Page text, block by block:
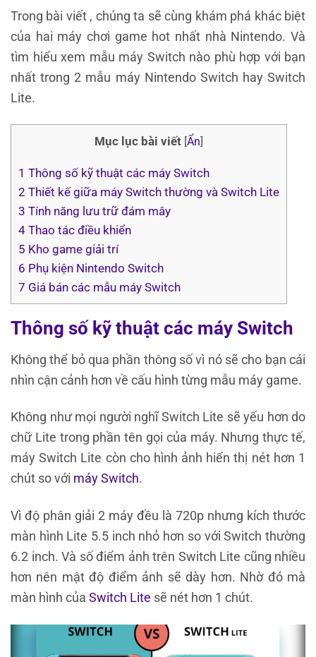
Trong bài viết , chúng ta sẽ cùng khám phá khác biệt
của hai máy chơi game hot nhất nhà Nintendo. Và
tìm hiểu xem mẫu máy Switch nào phù hợp với bạn
nhất trong 2 mẫu máy Nintendo Switch hay Switch
Lite.
Mục lục bài viết Ẩn
1 Thông số kỹ thuật các máy Switch
2 Thiết kế giữa máy Switch thường và Switch Lite
3 Tính năng lưu trữ đám mây
4 Thao tác điều khiển
5 Kho game giải trí
6 Phụ kiện Nintendo Switch
7 Giá bán các mẫu máy Switch
Thông số kỹ thuật các máy Switch
Không thể bỏ qua phần thông số vì nó sẽ cho bạn cái
nhìn cận cảnh hơn về cấu hình từng mẫu máy game.
Không như mọi người nghĩ Switch Lite sẽ yếu hơn do
chữ Lite trong phần tên gọi của máy. Nhưng thực tế,
máy Switch Lite còn cho hình ảnh hiển thị nét hơn 1
chút so với máy Switch.
Vì độ phân giải 2 máy đều là 720p nhưng kích thước
màn hình Lite 5.5 inch nhỏ hơn so với Switch thường
6.2 inch. Và số điểm ảnh trên Switch Lite cũng nhiều
hơn nên mật độ điểm ảnh sẽ dày hơn. Nhờ đó mà
màn hình của Switch Lite sẽ nét hơn 1 chút.